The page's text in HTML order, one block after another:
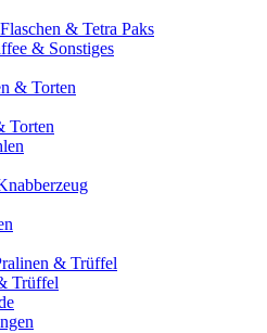
& Tetra Paks
& Sonstiges
& Torten
Torten
& Trüffel
Trüffel